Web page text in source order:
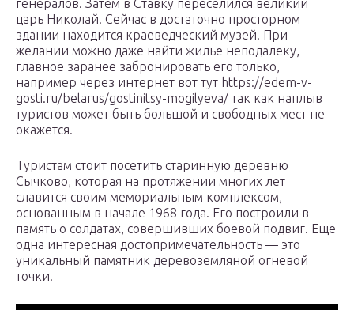
генералов. Затем в Ставку переселился великий
царь Николай. Сейчас в достаточно просторном
здании находится краеведческий музей. При
желании можно даже найти жилье неподалеку,
главное заранее забронировать его только,
например через интернет вот тут https://edem-v-
gosti.ru/belarus/gostinitsy-mogilyeva/ так как наплыв
туристов может быть большой и свободных мест не
окажется.
Туристам стоит посетить старинную деревню
Сычково, которая на протяжении многих лет
славится своим мемориальным комплексом,
основанным в начале 1968 года. Его построили в
память о солдатах, совершивших боевой подвиг. Еще
одна интересная достопримечательность — это
уникальный памятник деревоземляной огневой
точки.